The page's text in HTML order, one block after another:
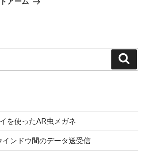
を使ったAR虫メガネ
インドウ間のデータ送受信